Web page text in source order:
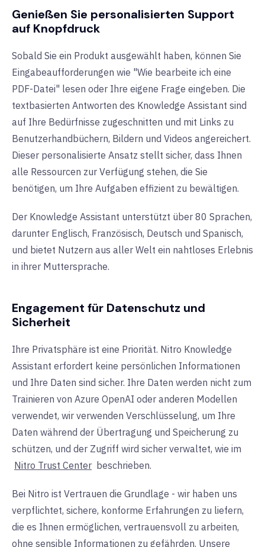
Genießen Sie personalisierten Support
auf Knopfdruck
Sobald Sie ein Produkt ausgewählt haben, können Sie
Eingabeaufforderungen wie "Wie bearbeite ich eine
PDF-Datei" lesen oder Ihre eigene Frage eingeben. Die
textbasierten Antworten des Knowledge Assistant sind
auf Ihre Bedürfnisse zugeschnitten und mit Links zu
Benutzerhandbüchern, Bildern und Videos angereichert.
Dieser personalisierte Ansatz stellt sicher, dass Ihnen
alle Ressourcen zur Verfügung stehen, die Sie
benötigen, um Ihre Aufgaben effizient zu bewältigen.
Der Knowledge Assistant unterstützt über 80 Sprachen,
darunter Englisch, Französisch, Deutsch und Spanisch,
und bietet Nutzern aus aller Welt ein nahtloses Erlebnis
in ihrer Muttersprache.
Engagement für Datenschutz und
Sicherheit
Ihre Privatsphäre ist eine Priorität. Nitro Knowledge
Assistant erfordert keine persönlichen Informationen
und Ihre Daten sind sicher. Ihre Daten werden nicht zum
Trainieren von Azure OpenAI oder anderen Modellen
verwendet, wir verwenden Verschlüsselung, um Ihre
Daten während der Übertragung und Speicherung zu
schützen, und der Zugriff wird sicher verwaltet, wie im
Nitro Trust Center beschrieben.
Bei Nitro ist Vertrauen die Grundlage - wir haben uns
verpflichtet, sichere, konforme Erfahrungen zu liefern,
die es Ihnen ermöglichen, vertrauensvoll zu arbeiten,
ohne sensible Informationen zu gefährden. Unsere